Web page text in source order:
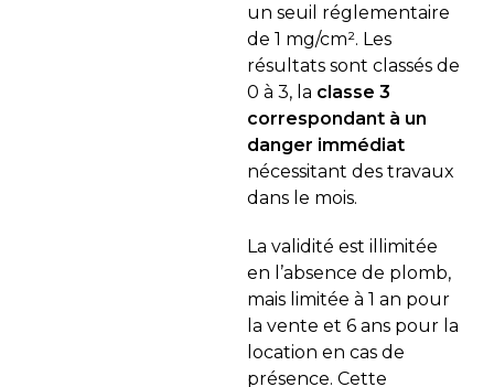
un seuil réglementaire
de 1 mg/cm². Les
résultats sont classés de
0 à 3, la classe 3
correspondant à un
danger immédiat
nécessitant des travaux
dans le mois.
La validité est illimitée
en l’absence de plomb,
mais limitée à 1 an pour
la vente et 6 ans pour la
location en cas de
présence. Cette